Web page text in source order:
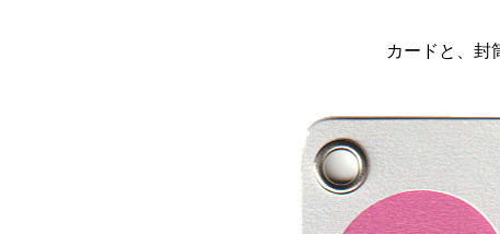
カードと、封